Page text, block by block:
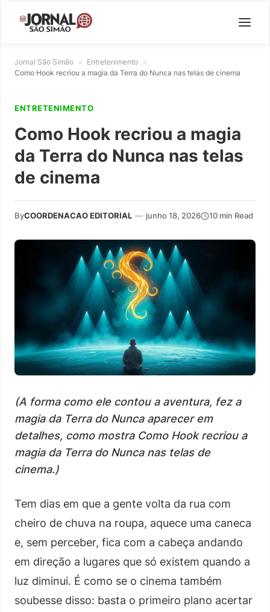
Jornal São Simão » Entretenimento »
Como Hook recriou a magia da Terra do Nunca nas telas de cinema
ENTRETENIMENTO
Como Hook recriou a magia
da Terra do Nunca nas telas
de cinema
ByCOORDENACAO EDITORIAL — junho 18, 2026 10 min Read
(A forma como ele contou a aventura, fez a
magia da Terra do Nunca aparecer em
detalhes, como mostra Como Hook recriou a
magia da Terra do Nunca nas telas de
cinema.)
Tem dias em que a gente volta da rua com
cheiro de chuva na roupa, aquece uma caneca
e, sem perceber, fica com a cabeça andando
em direção a lugares que só existem quando a
luz diminui. É como se o cinema também
soubesse disso: basta o primeiro plano acertar